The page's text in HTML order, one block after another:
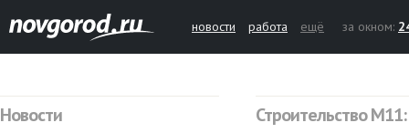
новости работа ещё за окном:
Новости Строительство